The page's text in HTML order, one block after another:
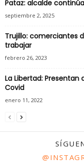
Pataz: alcalde
septiembre 2, 2025
Trujillo: comerciantes
trabajar
febrero 26, 2023
La Libertad:
Covid
enero 11, 2022